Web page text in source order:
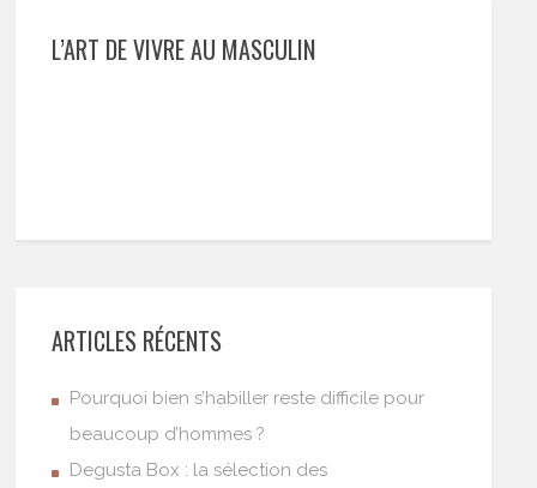
L’ART DE VIVRE AU MASCULIN
ARTICLES RÉCENTS
Pourquoi bien s’habiller reste difficile pour
beaucoup d’hommes ?
Degusta Box : la sélection des